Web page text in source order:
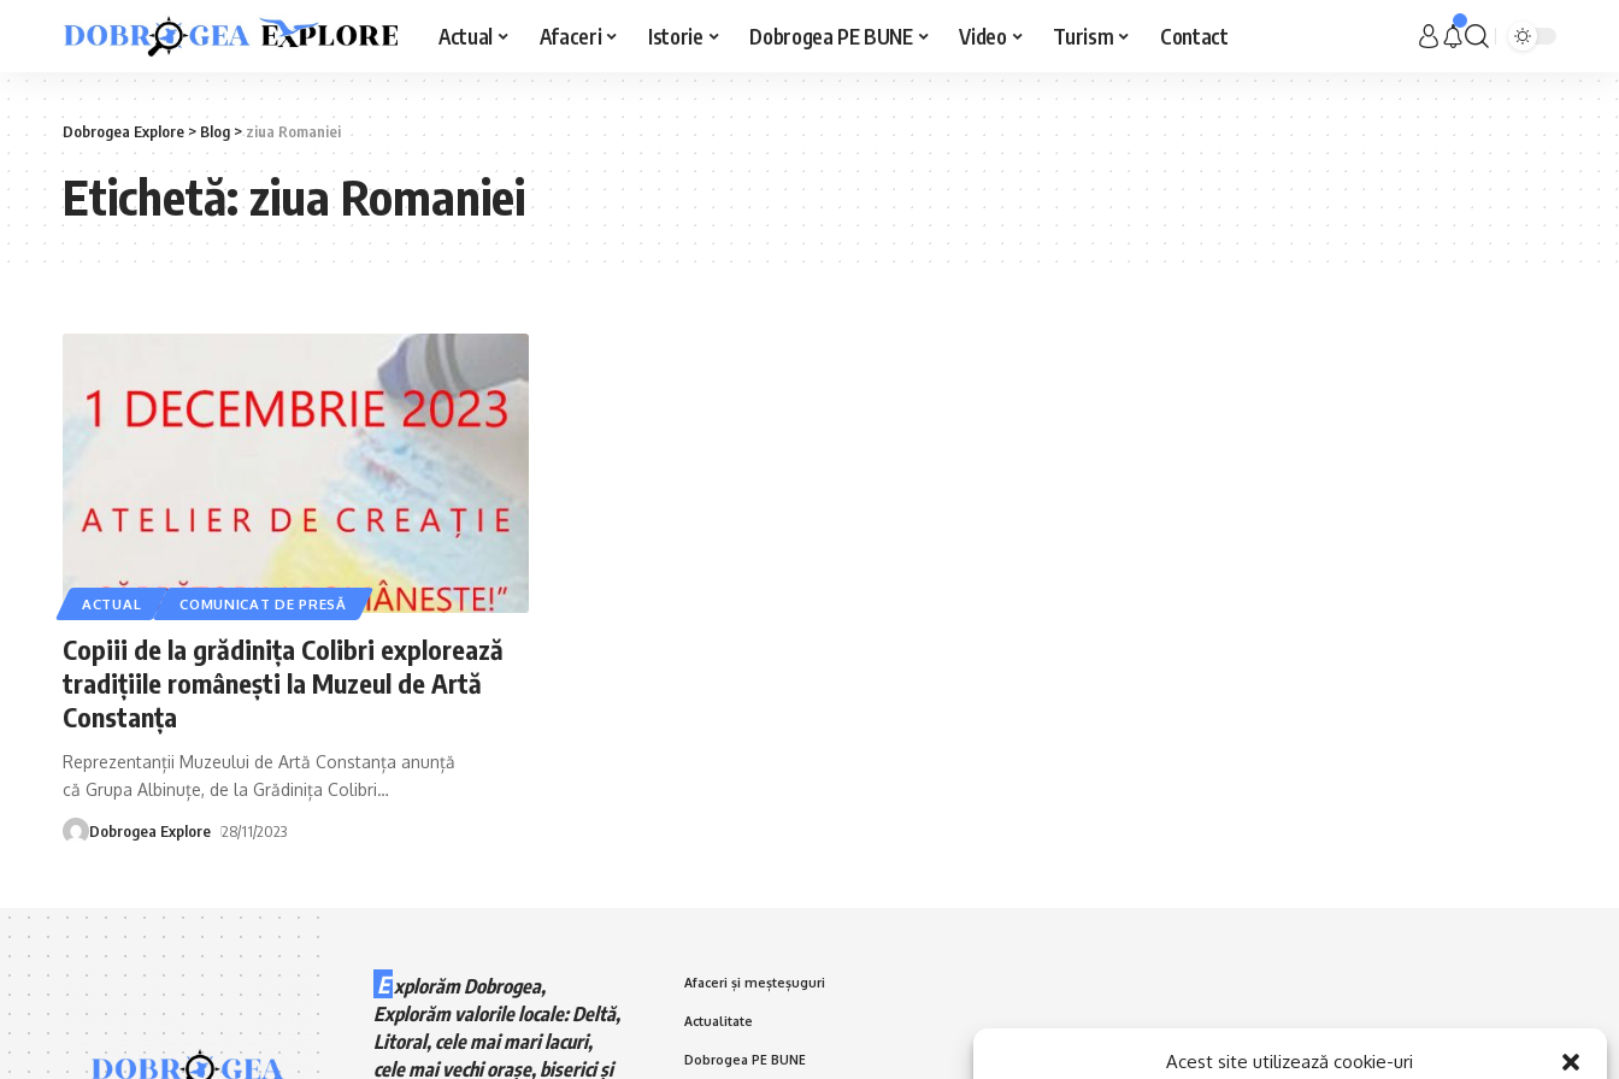
Acest site utilizează cookie-uri
Actual Afaceri Istorie Dobrogea PE BUNE Video Turism Contact
Dobrogea Explore> Blog >ziua Romaniei
Etichetă:ziua Romaniei
ACTUAL COMUNICAT DE PRESĂ
Copiii de la grădinița Colibri explorează
tradițiile românești la Muzeul de Artă
Constanța
Reprezentanții Muzeului de Artă Constanța anunță
că Grupa Albinuțe, de la Grădinița Colibri…
Dobrogea Explore 28/11/2023
E xplorăm Dobrogea,
Explorăm valorile locale: Deltă,
Litoral, cele mai mari lacuri,
cele mai vechi orașe, biserici și
Afaceri și meșteșuguri
Actualitate
Dobrogea PE BUNE